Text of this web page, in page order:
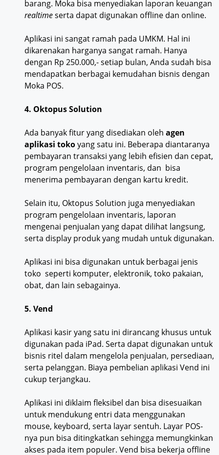
barang. Moka bisa menyediakan laporan keuangan
realtimeserta dapat digunakan offline dan online.
Aplikasi ini sangat ramah pada UMKM. Hal ini
dikarenakan harganya sangat ramah. Hanya
dengan Rp 250.000,- setiap bulan, Anda sudah bisa
mendapatkan berbagai kemudahan bisnis dengan
Moka POS.
4. Oktopus Solution
Ada banyak fitur yang disediakan oleh agen
aplikasi tokoyang satu ini. Beberapa diantaranya
pembayaran transaksi yang lebih efisien dan cepat,
program pengelolaan inventaris, dan bisa
menerima pembayaran dengan kartu kredit.
Selain itu, Oktopus Solution juga menyediakan
program pengelolaan inventaris, laporan
mengenai penjualan yang dapat dilihat langsung,
serta display produk yang mudah untuk digunakan.
Aplikasi ini bisa digunakan untuk berbagai jenis
toko seperti komputer, elektronik, toko pakaian,
obat, dan lain sebagainya.
5. Vend
Aplikasi kasir yang satu ini dirancang khusus untuk
digunakan pada iPad. Serta dapat digunakan untuk
bisnis ritel dalam mengelola penjualan, persediaan,
serta pelanggan. Biaya pembelian aplikasi Vend ini
cukup terjangkau.
Aplikasi ini diklaim fleksibel dan bisa disesuaikan
untuk mendukung entri data menggunakan
mouse, keyboard, serta layar sentuh. Layar POS-
nya pun bisa ditingkatkan sehingga memungkinkan
akses pada item populer. Vend bisa bekerja offline